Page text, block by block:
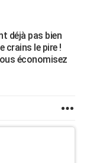
déjà pas bien
crains le pire !
économisez